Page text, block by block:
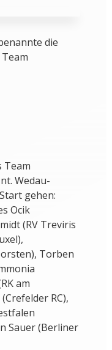
die
Team
Wedau-
gehen:
Ocik
(RV Treviris
Torben
am
RC),
Sauer (Berliner